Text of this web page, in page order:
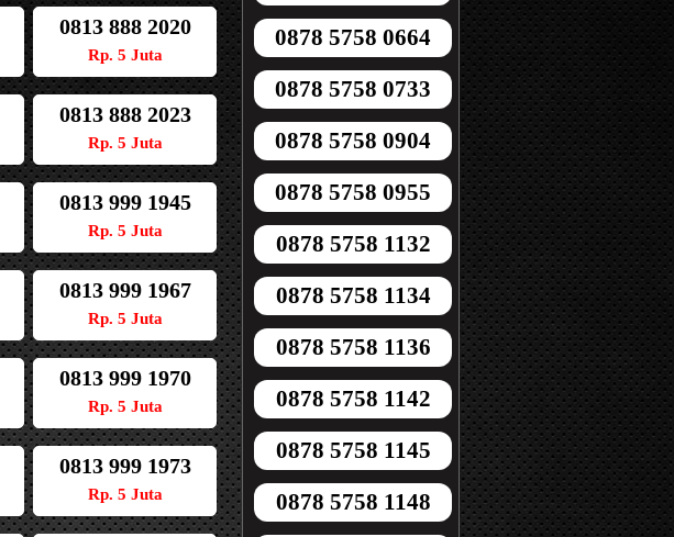
0813 888 2020
Rp. 5 Juta
0813 888 2023
Rp. 5 Juta
0813 999 1945
Rp. 5 Juta
0813 999 1967
Rp. 5 Juta
0813 999 1970
Rp. 5 Juta
0813 999 1973
Rp. 5 Juta
0878 5758 0664
0878 5758 0733
0878 5758 0904
0878 5758 0955
0878 5758 1132
0878 5758 1134
0878 5758 1136
0878 5758 1142
0878 5758 1145
0878 5758 1148